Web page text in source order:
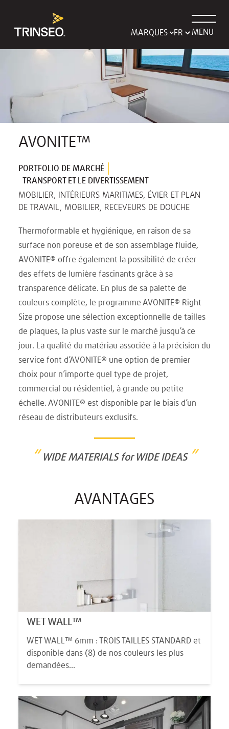
MARQUES MENU
AVONITE™
PORTFOLIO DE MARCHÉ
TRANSPORT ET LE DIVERTISSEMENT
MOBILIER, INTÉRIEURS MARITIMES, ÉVIER ET PLAN
DE TRAVAIL, MOBILIER, RECEVEURS DE DOUCHE
Thermoformable et hygiénique, en raison de sa
surface non poreuse et de son assemblage fluide,
AVONITE® offre également la possibilité de créer
des effets de lumière fascinants grâce à sa
transparence délicate. En plus de sa palette de
couleurs complète, le programme AVONITE® Right
Size propose une sélection exceptionnelle de tailles
de plaques, la plus vaste sur le marché jusqu’à ce
jour. La qualité du matériau associée à la précision du
service font d’AVONITE® une option de premier
choix pour n’importe quel type de projet,
commercial ou résidentiel, à grande ou petite
échelle. AVONITE® est disponible par le biais d’un
réseau de distributeurs exclusifs.
“ WIDE MATERIALS for WIDE IDEAS ”
AVANTAGES
WET WALL™
WET WALL™ 6mm : TROIS TAILLES STANDARD et
disponible dans (8) de nos couleurs les plus
demandées...